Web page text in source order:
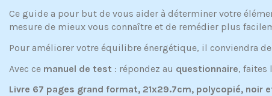
Ce guide a pour but de vous aider à déterminer votre
mesure de mieux vous connaître et de remédier plus
Pour améliorer votre équilibre énergétique, il conviendra
Avec ce manuel de test : répondez au questionnaire, faites
Livre 67 pages grand format, 21x29.7cm, polycopié, noir